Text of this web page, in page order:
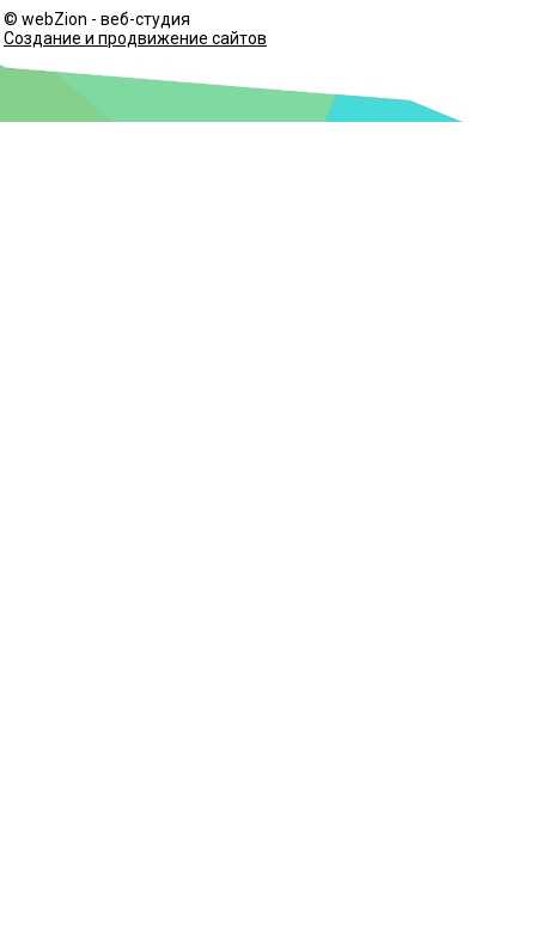
© webZion - веб-студия
Создание и продвижение сайтов